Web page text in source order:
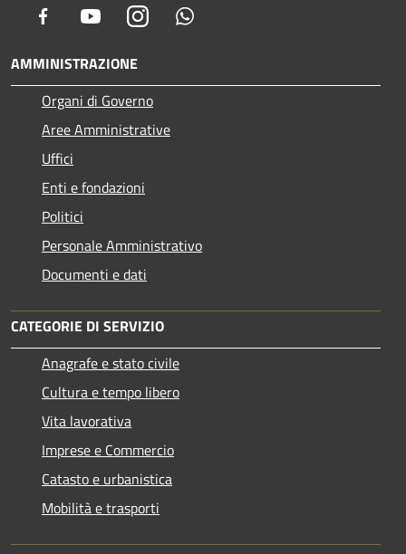
Facebook YoutubeInstagram
AMMINISTRAZIONE
Organi di Governo
Aree Amministrative
Uffici
Enti e fondazioni
Politici
Personale Amministrativo
Documenti e dati
CATEGORIE DI SERVIZIO
Anagrafe e stato civile
Cultura e tempo libero
Vita lavorativa
Imprese e Commercio
Catasto e urbanistica
Mobilità e trasporti